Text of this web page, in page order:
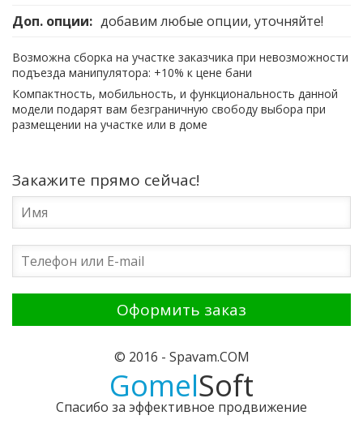
Доп. опции: добавим любые опции, уточняйте!
Возможна сборка на участке заказчика при невозможности
подъезда манипулятора: +10% к цене бани
Компактность, мобильность, и функциональность данной
модели подарят вам безграничную свободу выбора при
размещении на участке или в доме
Закажите прямо сейчас!
© 2016 - Spavam.COM
GomelSoft
Спасибо за эффективное продвижение